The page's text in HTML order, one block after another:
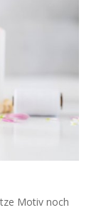
Motiv noch